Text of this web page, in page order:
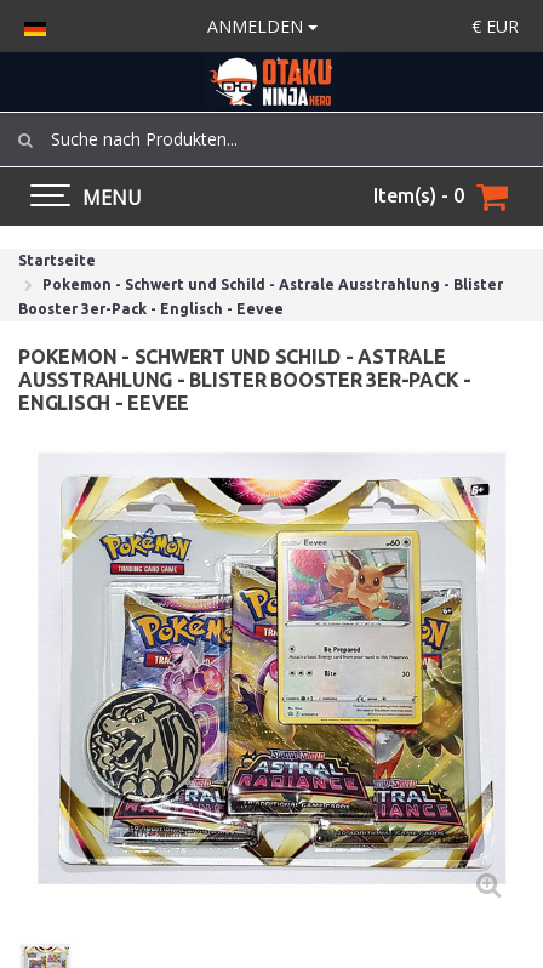
ANMELDEN € EUR
MENU Item(s) - 0
Startseite
Pokemon - Schwert und Schild - Astrale Ausstrahlung - Blister
Booster 3er-Pack - Englisch - Eevee
POKEMON - SCHWERT UND SCHILD - ASTRALE
AUSSTRAHLUNG - BLISTER BOOSTER 3ER-PACK -
ENGLISCH - EEVEE